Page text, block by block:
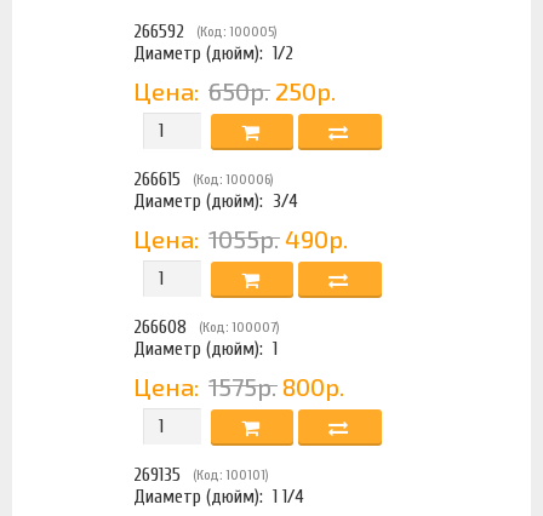
266592 (Код: 100005)
Диаметр (дюйм): 1/2
Цена: 650р. 250р.
266615 (Код: 100006)
Диаметр (дюйм): 3/4
Цена: 1055р. 490р.
266608 (Код: 100007)
Диаметр (дюйм): 1
Цена: 1575р. 800р.
269135 (Код: 100101)
Диаметр (дюйм): 1 1/4